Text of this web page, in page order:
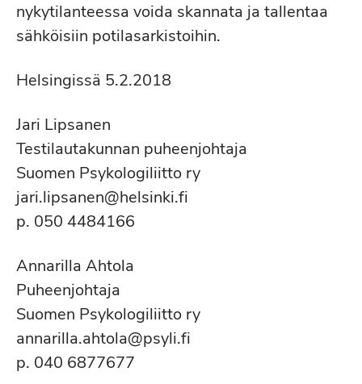
nykytilanteessa voida skannata ja tallentaa
sähköisiin potilasarkistoihin.
Helsingissä 5.2.2018
Jari Lipsanen
Testilautakunnan puheenjohtaja
Suomen Psykologiliitto ry
jari.lipsanen@helsinki.fi
p. 050 4484166
Annarilla Ahtola
Puheenjohtaja
Suomen Psykologiliitto ry
annarilla.ahtola@psyli.fi
p. 040 6877677